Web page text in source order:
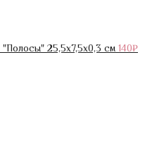
"Полосы" 25,5x7,5x0,3 см 140₽